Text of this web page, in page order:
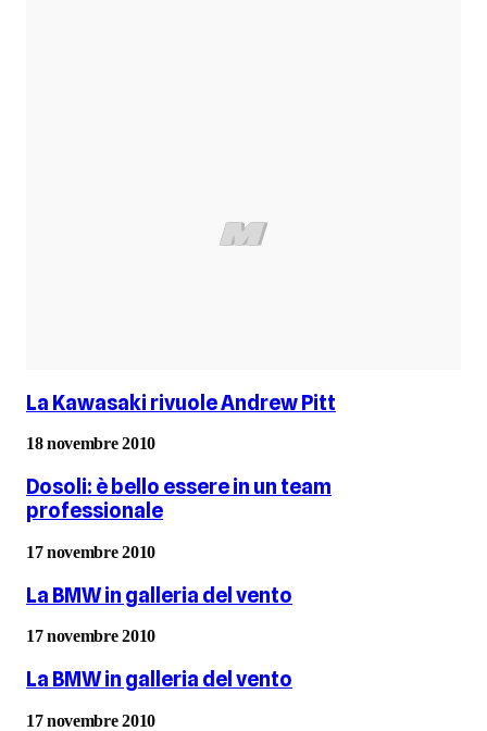
La Kawasaki rivuole Andrew Pitt
18 novembre 2010
Dosoli: è bello essere in un team
professionale
17 novembre 2010
La BMW in galleria del vento
17 novembre 2010
La BMW in galleria del vento
17 novembre 2010